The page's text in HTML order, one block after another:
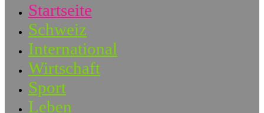
Startseite
Schweiz
International
Wirtschaft
Sport
Leben